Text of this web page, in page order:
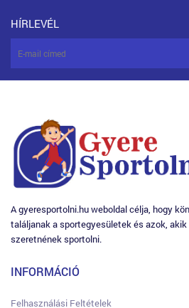
HÍRLEVÉL
A gyeresportolni.hu weboldal célja, hogy
találjanak a sportegyesületek és azok,
szeretnének sportolni.
INFORMÁCIÓ
Felhasználási Feltételek